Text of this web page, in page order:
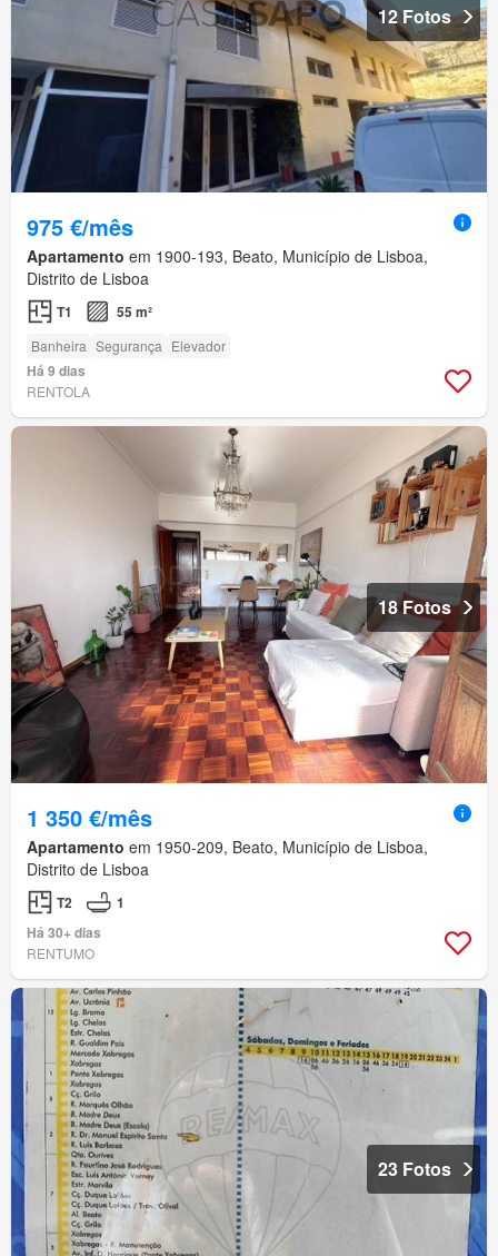
12 Fotos
975 €/mês
Apartamento em 1900-193, Beato, Município de Lisboa,
Distrito de Lisboa
T1 55 m²
Banheira Segurança Elevador
Há 9 dias
RENTOLA
18 Fotos
1 350 €/mês
Apartamento em 1950-209, Beato, Município de Lisboa,
Distrito de Lisboa
T2
1
Há 30+ dias
RENTUMO
23 Fotos